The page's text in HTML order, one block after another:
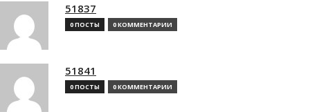
51837
0 ПОСТЫ 0 КОММЕНТАРИИ
51841
0 ПОСТЫ 0 КОММЕНТАРИИ